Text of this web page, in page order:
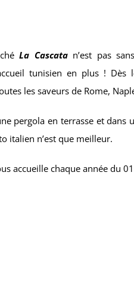
La Cascatan’est pas
tunisien en plus !
les saveurs de Rome,
pergola en terrasse et
italien n’est que meilleur.
accueille chaque année du